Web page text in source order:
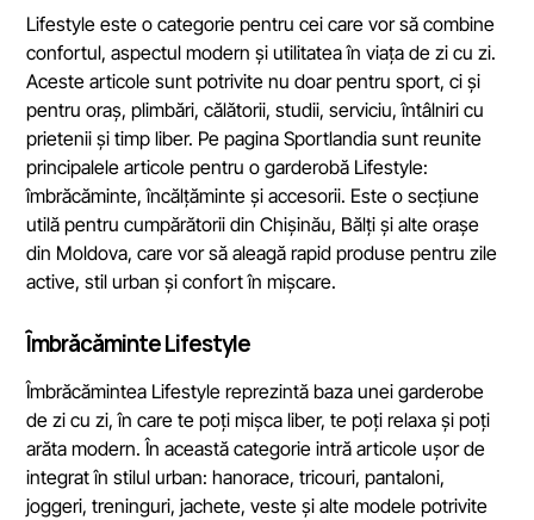
Lifestyle este o categorie pentru cei care vor să combine
confortul, aspectul modern și utilitatea în viața de zi cu zi.
Aceste articole sunt potrivite nu doar pentru sport, ci și
pentru oraș, plimbări, călătorii, studii, serviciu, întâlniri cu
prietenii și timp liber. Pe pagina Sportlandia sunt reunite
principalele articole pentru o garderobă Lifestyle:
îmbrăcăminte, încălțăminte și accesorii. Este o secțiune
utilă pentru cumpărătorii din Chișinău, Bălți și alte orașe
din Moldova, care vor să aleagă rapid produse pentru zile
active, stil urban și confort în mișcare.
Îmbrăcăminte Lifestyle
Îmbrăcămintea Lifestyle reprezintă baza unei garderobe
de zi cu zi, în care te poți mișca liber, te poți relaxa și poți
arăta modern. În această categorie intră articole ușor de
integrat în stilul urban: hanorace, tricouri, pantaloni,
joggeri, treninguri, jachete, veste și alte modele potrivite